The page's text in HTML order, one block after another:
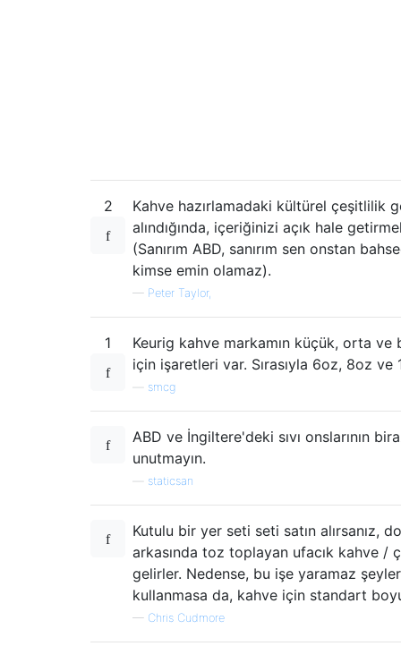
2
Kahve hazırlamadaki kültürel çeşitlilik
alındığında, içeriğinizi açık hale
(Sanırım ABD, sanırım sen onstan
kimse emin olamaz).
— Peter Taylor,
1
Keurig kahve markamın küçük, orta ve
için işaretleri var. Sırasıyla 6oz, 8oz ve
smcg
ABD ve İngiltere'deki sıvı onslarının
unutmayın.
staticsan
Kutulu bir yer seti seti satın alırsanız,
arkasında toz toplayan ufacık kahve /
gelirler. Nedense, bu işe yaramaz
kullanmasa da, kahve için standart
— Chris Cudmore